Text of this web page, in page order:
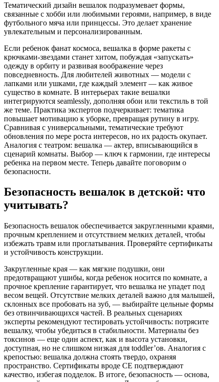
Тематический дизайн вешалок подразумевает формы,
связанные с хобби или любимыми героями, например, в виде
футбольного мяча или принцессы. Это делает хранение
увлекательным и персонализированным.
Если ребенок фанат космоса, вешалка в форме ракеты с
крючками-звездами станет хитом, побуждая «запускать»
одежду в орбиту и развивая воображение через
повседневность. Для любителей животных — модели с
лапками или ушками, где каждый элемент — как живое
существо в комнате. В интерьерах такие вешалки
интегрируются seamlessly, дополняя обои или текстиль в той
же теме. Практика экспертов подчеркивает: тематика
повышает мотивацию к уборке, превращая рутину в игру.
Сравнивая с универсальными, тематические требуют
обновления по мере роста интересов, но их радость окупает.
Аналогия с театром: вешалка — актер, вписывающийся в
сценарий комнаты. Выбор — ключ к гармонии, где интересы
ребенка на первом месте. Теперь давайте поговорим о
безопасности.
Безопасность вешалок в детской: что
учитывать?
Безопасность вешалок обеспечивается закругленными краями,
прочным креплением и отсутствием мелких деталей, чтобы
избежать травм или проглатывания. Проверяйте сертификаты
и устойчивость конструкции.
Закругленные края — как мягкие подушки, они
предотвращают ушибы, когда ребенок носится по комнате, а
прочное крепление гарантирует, что вешалка не упадет под
весом вещей. Отсутствие мелких деталей важно для малышей,
склонных все пробовать на зуб, — выбирайте цельные формы
без отвинчивающихся частей. В реальных сценариях
эксперты рекомендуют тестировать устойчивость: потрясите
вешалку, чтобы убедиться в стабильности. Материалы без
токсинов — еще один аспект, как и высота установки,
доступная, но не слишком низкая для toddler’ов. Аналогия с
крепостью: вешалка должна стоять твердо, охраняя
пространство. Сертификаты вроде CE подтверждают
качество, избегая подделок. В итоге, безопасность — основа,